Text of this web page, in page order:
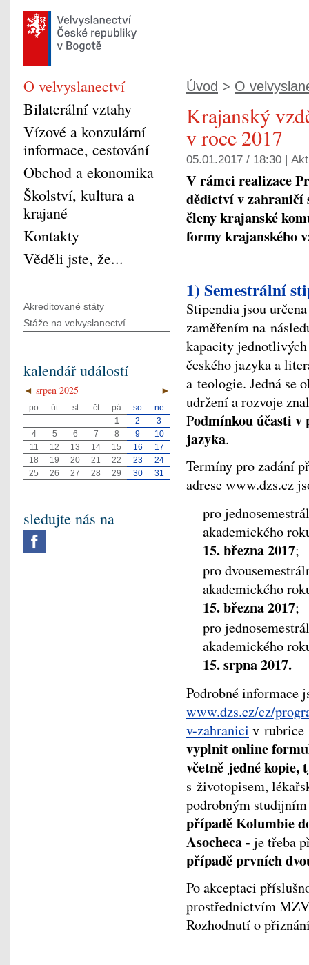
Úvod > O
Krajanský
v roce 2017
05.01.2017 / 18:30 |
V rámci realizace
dědictví v zahraničí
členy krajanské
formy krajanského
1) Semestrální
Stipendia jsou
zaměřením na
kapacity
českého jazyka a
a teologie. Jedná se
udržení a rozvoje
Podmínkou účasti v
jazyka.
Termíny pro zadání
adrese www.dzs.cz
pro
akademického
15. března 2017;
pro
akademického
15. března 2017;
pro
akademického
15. srpna 2017.
Podrobné informace
www.dzs.cz/cz/
v-zahranici v rubrice
vyplnit online
včetně jedné kopie,
s životopisem,
podrobným
případě Kolumbie
Asocheca- je třeba
případě prvních
Po akceptaci
prostřednictvím
Rozhodnutí o
O velvyslanectví
Bilaterální vztahy
Vízové a konzulární
informace, cestování
Obchod a ekonomika
Školství, kultura a
krajané
Kontakty
Věděli jste, že...
Akreditované státy
Stáže na velvyslanectví
kalendář událostí
◄ ►
srpen 2025
po út st čt pá so
ne
1
2
3
4
5 6 7 8 9
10
11
12 13 14 15 16
17
18
19 20 21 22 23
24
25
26 27 28 29 30 31
sledujte nás na